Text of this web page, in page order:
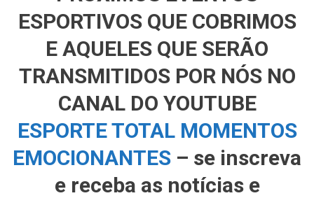
ESPORTIVOS QUE COBRIMOS
E AQUELES QUE SERÃO
TRANSMITIDOS POR NÓS NO
CANAL DO YOUTUBE
ESPORTE TOTAL MOMENTOS
EMOCIONANTES – se inscreva
e receba as notícias e